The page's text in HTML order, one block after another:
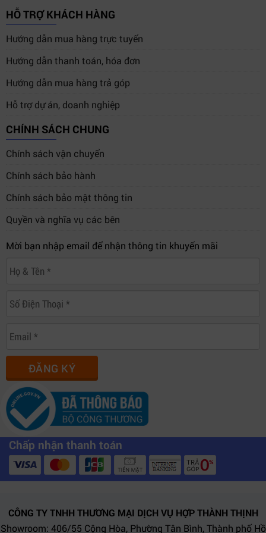
HỖ TRỢ KHÁCH HÀNG
Hướng dẫn mua hàng trực tuyến
Hướng dẫn thanh toán, hóa đơn
Hướng dẫn mua hàng trả góp
Hỗ trợ dự án, doanh nghiệp
CHÍNH SÁCH CHUNG
Chính sách vận chuyển
Chính sách bảo hành
Chính sách bảo mật thông tin
Quyền và nghĩa vụ các bên
Mời bạn nhập email để nhận thông tin khuyến mãi
ĐĂNG KÝ
Chấp nhận thanh toán
CÔNG TY TNHH THƯƠNG MẠI DỊCH VỤ HỢP THÀNH THỊNH
Showroom: 406/55 Cộng Hòa, Phường Tân Bình, Thành phố Hồ